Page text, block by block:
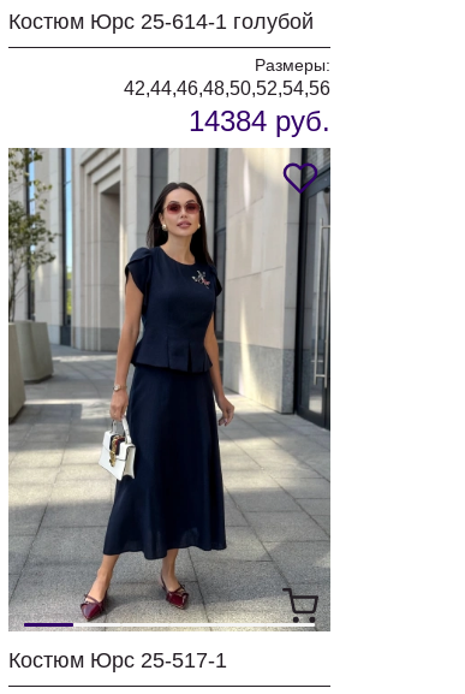
Костюм Юрс 25-614-1 голубой
Размеры:
42,44,46,48,50,52,54,56
14384 руб.
Костюм Юрс 25-517-1